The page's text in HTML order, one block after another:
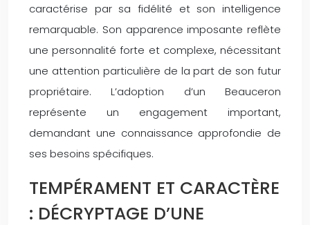
caractérise par sa fidélité et son intelligence
remarquable. Son apparence imposante reflète
une personnalité forte et complexe, nécessitant
une attention particulière de la part de son futur
propriétaire. L’adoption d’un Beauceron
représente un engagement important,
demandant une connaissance approfondie de
ses besoins spécifiques.
TEMPÉRAMENT ET CARACTÈRE
: DÉCRYPTAGE D’UNE